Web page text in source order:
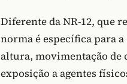
Diferente da NR-12, que
norma é específica para
altura, movimentação de
exposição a agentes